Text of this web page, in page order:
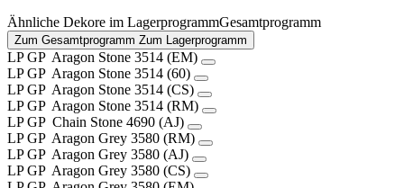
Ähnliche Dekore im LagerprogrammGesamtprogramm
Zum Gesamtprogramm Zum Lagerprogramm
LP GP Aragon Stone 3514 (EM)
LP GP Aragon Stone 3514 (60)
LP GP Aragon Stone 3514 (CS)
LP GP Aragon Stone 3514 (RM)
LP GP Chain Stone 4690 (AJ)
LP GP Aragon Grey 3580 (RM)
LP GP Aragon Grey 3580 (AJ)
LP GP Aragon Grey 3580 (CS)